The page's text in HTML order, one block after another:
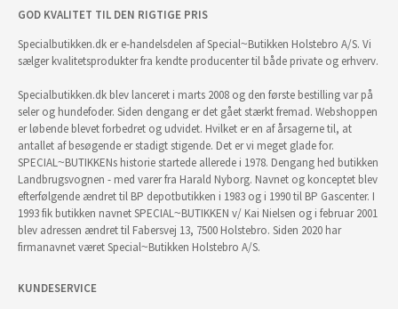
GOD KVALITET TIL DEN RIGTIGE PRIS
Specialbutikken.dk er e-handelsdelen af Special~Butikken Holstebro A/S. Vi
sælger kvalitetsprodukter fra kendte producenter til både private og erhverv.
Specialbutikken.dk blev lanceret i marts 2008 og den første bestilling var på
seler og hundefoder. Siden dengang er det gået stærkt fremad. Webshoppen
er løbende blevet forbedret og udvidet. Hvilket er en af årsagerne til, at
antallet af besøgende er stadigt stigende. Det er vi meget glade for.
SPECIAL~BUTIKKENs historie startede allerede i 1978. Dengang hed butikken
Landbrugsvognen - med varer fra Harald Nyborg. Navnet og konceptet blev
efterfølgende ændret til BP depotbutikken i 1983 og i 1990 til BP Gascenter. I
1993 fik butikken navnet SPECIAL~BUTIKKEN v/ Kai Nielsen og i februar 2001
blev adressen ændret til Fabersvej 13, 7500 Holstebro. Siden 2020 har
firmanavnet været Special~Butikken Holstebro A/S.
KUNDESERVICE